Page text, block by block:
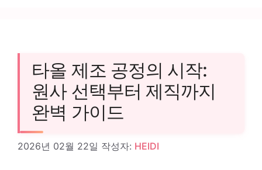
타올 제조 공정의 시작:
원사 선택부터 제직까지
완벽 가이드
2026년 02월 22일 작성자: HEIDI